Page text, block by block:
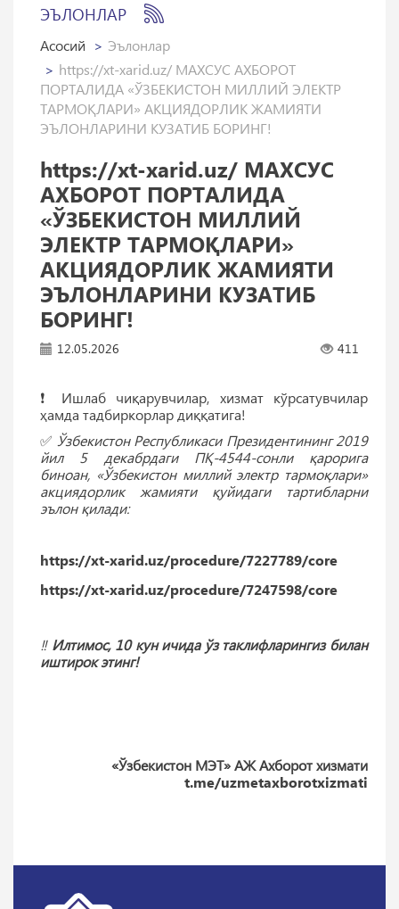
ЭЪЛОНЛАР
Асосий
Эълонлар
https://xt-xarid.uz/ МАХСУС АХБОРОТ
ПОРТАЛИДА «ЎЗБЕКИСТОН МИЛЛИЙ ЭЛЕКТР
ТАРМОҚЛАРИ» АКЦИЯДОРЛИК ЖАМИЯТИ
ЭЪЛОНЛАРИНИ КУЗАТИБ БОРИНГ!
https://xt-xarid.uz/ МАХСУС
АХБОРОТ ПОРТАЛИДА
«ЎЗБЕКИСТОН МИЛЛИЙ
ЭЛЕКТР ТАРМОҚЛАРИ»
АКЦИЯДОРЛИК ЖАМИЯТИ
ЭЪЛОНЛАРИНИ КУЗАТИБ
БОРИНГ!
12.05.2026 411
❗️ Ишлаб чиқарувчилар, хизмат кўрсатувчилар
ҳамда тадбиркорлар диққатига!
✅ Ўзбекистон Республикаси Президентининг 2019
йил 5 декабрдаги ПҚ-4544-сонли қарорига
биноан, «Ўзбекистон миллий электр тармоқлари»
акциядорлик жамияти қуйидаги тартибларни
эълон қилади:
https://xt-xarid.uz/procedure/7227789/core
https://xt-xarid.uz/procedure/7247598/core
‼️ Илтимос, 10 кун ичида ўз таклифларингиз билан
иштирок этинг!
«Ўзбекистон МЭТ» АЖ Ахборот хизмати
t.me/uzmetaxborotxizmati